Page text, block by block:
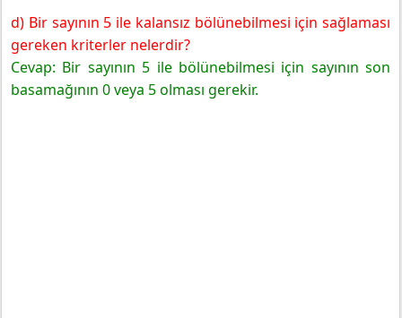
d) Bir sayının 5 ile kalansız bölünebilmesi için sağlaması
gereken kriterler nelerdir?
Cevap: Bir sayının 5 ile bölünebilmesi için sayının son
basamağının 0 veya 5 olması gerekir.